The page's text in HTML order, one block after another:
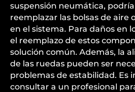
suspensión neumática,
reemplazar las bolsas de aire
en el sistema. Para daños en
el reemplazo de estos
solución común. Además, la
de las ruedas pueden ser
problemas de estabilidad. Es
consultar a un profesional